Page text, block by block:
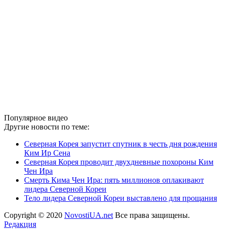
Популярное видео
Другие новости по теме:
Северная Корея запустит спутник в честь дня рождения
Ким Ир Сена
Северная Корея проводит двухдневные похороны Ким
Чен Ира
Смерть Кима Чен Ира: пять миллионов оплакивают
лидера Северной Кореи
Тело лидера Северной Кореи выставлено для прощания
Copyright © 2020 NovostiUA.net Все права защищены.
Редакция